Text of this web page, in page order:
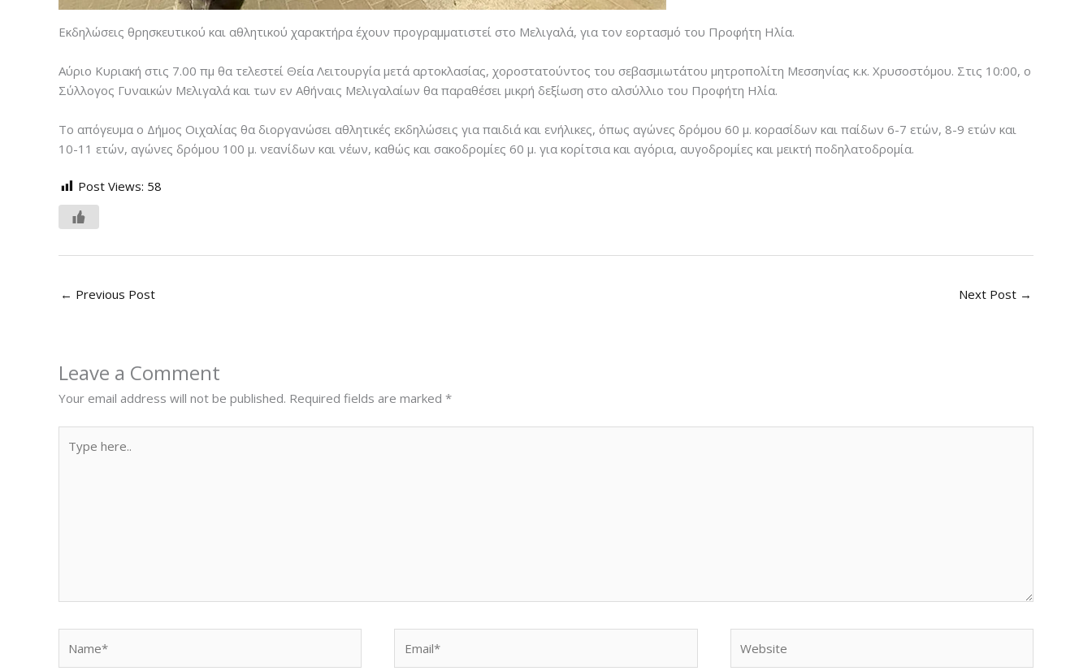
Εκδηλώσεις θρησκευτικού και αθλητικού χαρακτήρα έχουν προγραμματιστεί στο Μελιγαλά, για τον εορτασμό του Προφήτη Ηλία.
Αύριο Κυριακή στις 7.00 πμ θα τελεστεί Θεία Λειτουργία μετά αρτοκλασίας, χοροστατούντος του σεβασμιωτάτου μητροπολίτη Μεσσηνίας κ.κ. Χρυσοστόμου. Στις 10:00, ο
Σύλλογος Γυναικών Μελιγαλά και των εν Αθήναις Μελιγαλαίων θα παραθέσει μικρή δεξίωση στο αλσύλλιο του Προφήτη Ηλία.
Το απόγευμα ο Δήμος Οιχαλίας θα διοργανώσει αθλητικές εκδηλώσεις για παιδιά και ενήλικες, όπως αγώνες δρόμου 60 μ. κορασίδων και παίδων 6-7 ετών, 8-9 ετών και
10-11 ετών, αγώνες δρόμου 100 μ. νεανίδων και νέων, καθώς και σακοδρομίες 60 μ. για κορίτσια και αγόρια, αυγοδρομίες και μεικτή ποδηλατοδρομία.
Post Views: 58
← Previous Post Next Post →
Leave a Comment
Your email address will not be published. Required fields are marked *
here..